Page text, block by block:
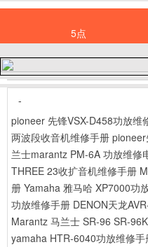
5点
-
pioneer 先锋VSX-D458功放维
两波段收音机维修手册 pioneer
兰士marantz PM-6A 功放维修
THREE 23收扩音机维修手册
册 Yamaha 雅马哈 XP7000功
功放维修手册 DENON天龙
Marantz 马兰士 SR-96 SR-
yamaha HTR-6040功放维修手